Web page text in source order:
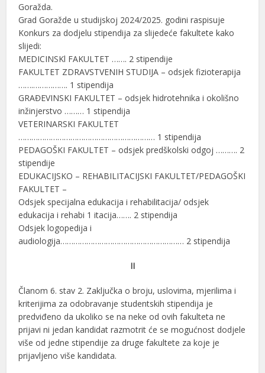
Goražda.
Grad Goražde u studijskoj 2024/2025. godini raspisuje
Konkurs za dodjelu stipendija za slijedeće fakultete kako
slijedi:
MEDICINSKl FAKULTET ……. 2 stipendije
FAKULTET ZDRAVSTVENIH STUDIJA – odsjek fizioterapija
…….……………. 1 stipendija
GRAĐEVINSKI FAKULTET – odsjek hidrotehnika i okolišno
inžinjerstvo ……… 1 stipendija
VETERINARSKI FAKULTET
……………………………………………………… 1 stipendija
PEDAGOŠKI FAKULTET – odsjek predškolski odgoj ………. 2
stipendije
EDUKACIJSKO – REHABILITACIJSKI FAKULTET/PEDAGOŠKI
FAKULTET –
Odsjek specijalna edukacija i rehabilitacija/ odsjek
edukacija i rehabi 1 itacija……. 2 stipendija
Odsjek logopedija i
audiologija………………………………………………… 2 stipendija
II
Članom 6. stav 2. Zaključka o broju, uslovima, mjerilima i
kriterijima za odobravanje studentskih stipendija je
predviđeno da ukoliko se na neke od ovih fakulteta ne
prijavi ni jedan kandidat razmotrit će se mogućnost dodjele
više od jedne stipendije za druge fakultete za koje je
prijavljeno više kandidata.